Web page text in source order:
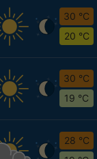
30 °C
20 °C
30 °C
19 °C
28 °C